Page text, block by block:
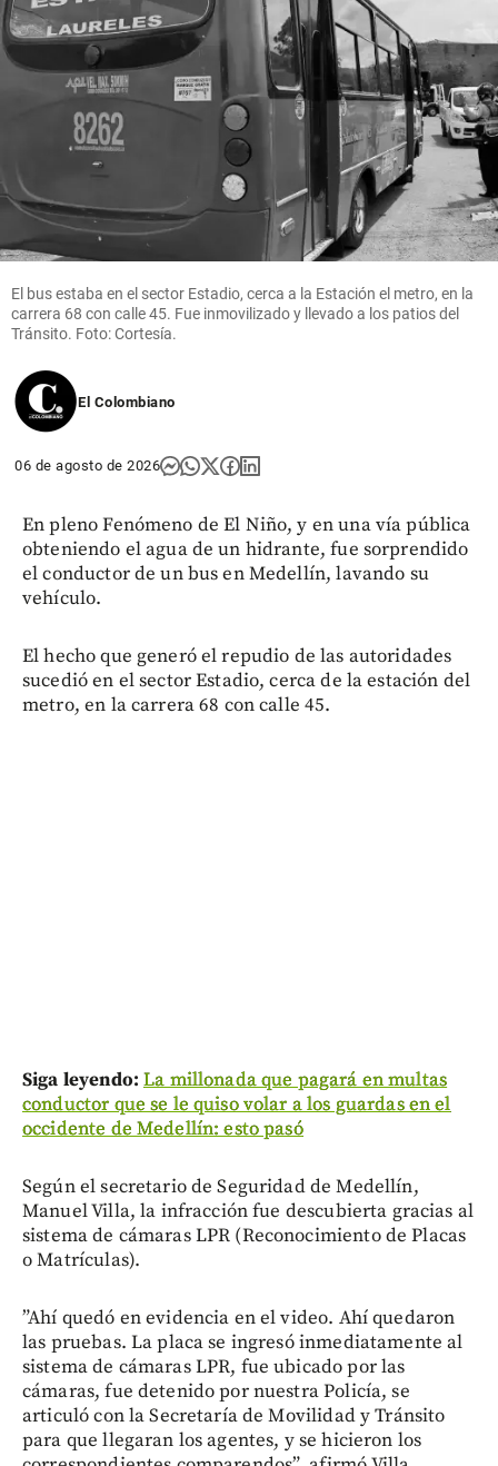
share
Columnistas
Competencia
epidémica
share
El bus estaba en el sector Estadio, cerca a la Estación el metro, en la
carrera 68 con calle 45. Fue inmovilizado y llevado a los patios del
Tránsito. Foto: Cortesía.
El Colombiano
06 de agosto de 2026
En pleno Fenómeno de El Niño, y en una vía pública
obteniendo el agua de un hidrante, fue sorprendido
el conductor de un bus en Medellín, lavando su
vehículo.
El hecho que generó el repudio de las autoridades
sucedió en el sector Estadio, cerca de la estación del
metro, en la carrera 68 con calle 45.
Siga leyendo: La millonada que pagará en multas
conductor que se le quiso volar a los guardas en el
occidente de Medellín: esto pasó
Según el secretario de Seguridad de Medellín,
Manuel Villa, la infracción fue descubierta gracias al
sistema de cámaras LPR (Reconocimiento de Placas
o Matrículas).
”Ahí quedó en evidencia en el video. Ahí quedaron
las pruebas. La placa se ingresó inmediatamente al
sistema de cámaras LPR, fue ubicado por las
cámaras, fue detenido por nuestra Policía, se
articuló con la Secretaría de Movilidad y Tránsito
para que llegaran los agentes, y se hicieron los